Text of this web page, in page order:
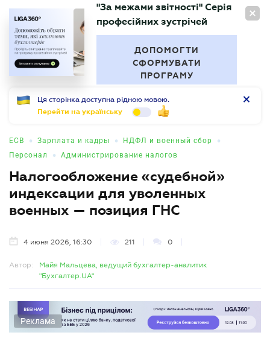
RU
БУХГАЛТЕР
"За межами звітності" Серія
професійних зустрічей
ДОПОМОГТИ
СФОРМУВАТИ
ПРОГРАМУ
Ця сторінка доступна рідною мовою.
Перейти на українську
ЕСВ • Зарплата и кадры • НДФЛ и военный сбор •
Персонал • Администрирование налогов
Налогообложение «судебной»
индексации для уволенных
военных — позиция ГНС
4 июня 2026, 16:30 211 0
Автор:
Майя Мальцева, ведущий бухгалтер-аналитик
"Бухгалтер.UA"
Реклама